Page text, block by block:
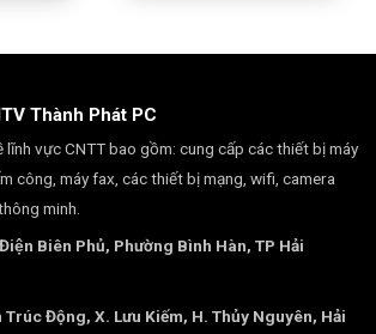
Thành Phát PC
lĩnh vực CNTT bao gồm: cung cấp các thiết bị máy
công, máy fax, các thiết bị mạng, wifi, camera
minh.
Biên Phủ, Phường Bình Hàn, TP Hải
Trúc Động, X. Lưu Kiếm, H. Thủy Nguyên, Hải